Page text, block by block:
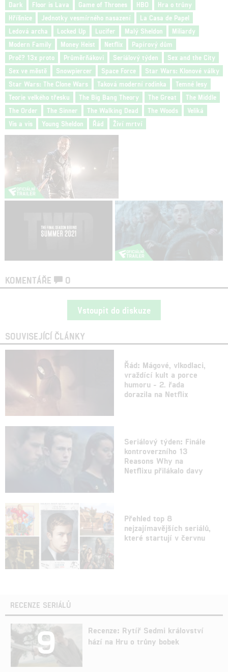
Dark Floor is Lava Game of Thrones HBO
Hra o trůny
Hříšnice
Jednotky vesmírného nasazení
La Casa de Papel
Ledová archa
Locked Up Lucifer Malý Sheldon
Miliardy
Modern Family
Money Heist Netflix
Papírový dům
Proč? 13x proto
Průměrňákovi Seriálový týden
Sex and the City
Sex ve městě
Snowpiercer Space Force
Star Wars: Klonové války
Star Wars: The Clone Wars
Taková moderní rodinka
Temné lesy
Teorie velkého třesku
The Big Bang Theory The Great
The Middle
The Order
The Sinner The Walking Dead The Woods
Veliká
Vis a vis
Young Sheldon Řád Živí mrtví
KOMENTÁŘE 0
Vstoupit do diskuze
SOUVISEJÍCÍ ČLÁNKY
Řád: Mágové, vlkodlaci,
vraždící kult a porce
humoru - 2. řada
dorazila na Netflix
Seriálový týden: Finále
kontroverzního 13
Reasons Why na
Netflixu přilákalo davy
Přehled top 8
nejzajímavějších seriálů,
které startují v červnu
RECENZE SERIÁLŮ
9
Recenze: Rytíř Sedmi království
hází na Hru o trůny bobek